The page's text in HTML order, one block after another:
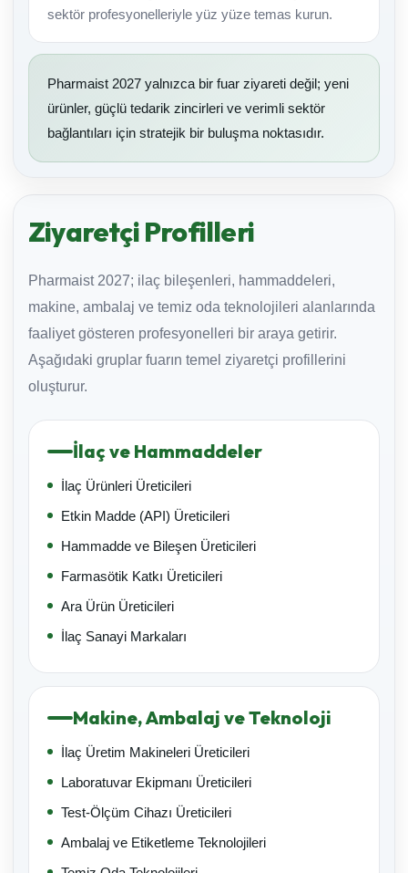
sektör profesyonelleriyle yüz yüze temas kurun.
Pharmaist 2027 yalnızca bir fuar ziyareti değil; yeni
ürünler, güçlü tedarik zincirleri ve verimli sektör
bağlantıları için stratejik bir buluşma noktasıdır.
Ziyaretçi Profilleri
Pharmaist 2027; ilaç bileşenleri, hammaddeleri,
makine, ambalaj ve temiz oda teknolojileri alanlarında
faaliyet gösteren profesyonelleri bir araya getirir.
Aşağıdaki gruplar fuarın temel ziyaretçi profillerini
oluşturur.
İlaç ve Hammaddeler
İlaç Ürünleri Üreticileri
Etkin Madde (API) Üreticileri
Hammadde ve Bileşen Üreticileri
Farmasötik Katkı Üreticileri
Ara Ürün Üreticileri
İlaç Sanayi Markaları
Makine, Ambalaj ve Teknoloji
İlaç Üretim Makineleri Üreticileri
Laboratuvar Ekipmanı Üreticileri
Test-Ölçüm Cihazı Üreticileri
Ambalaj ve Etiketleme Teknolojileri